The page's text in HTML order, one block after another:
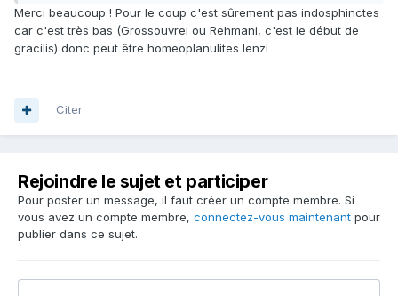
Merci beaucoup ! Pour le coup c'est sûrement pas indosphinctes
car c'est très bas (Grossouvrei ou Rehmani, c'est le début de
gracilis) donc peut être homeoplanulites lenzi
Citer
Rejoindre le sujet et participer
Pour poster un message, il faut créer un compte membre. Si
vous avez un compte membre, connectez-vous maintenant pour
publier dans ce sujet.